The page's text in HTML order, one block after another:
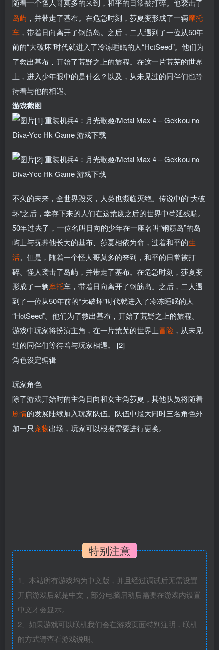
随着一个怪人哥莫多的来到，和平的日常被打碎。他袭击了
岛屿 ，并带走了基布。在危急时刻，莎夏变形成了一辆摩托
车 ，带着日向离开了钢筋岛。之后，二人遇到了一位从50年
前的“大破坏”时代就进入了冷冻睡眠的人“HotSeed”。他们为
了救出基布，开始了荒野之上的旅程。在这一片荒芜的世界
上，进入少年眼中的是什么？以及，从未见过的同伴们也等
待着与他的相遇。
游戏截图
不久的未来，全世界毁灭，人类也濒临灭绝。传说中的“大破
坏”之后，幸存下来的人们在这荒废之后的世界中苟延残喘。
50年过去了，一位名叫日向的少年在一座名叫“钢筋岛”的岛
屿上与抚养他长大的基布、莎夏相依为命，过着和平的生
活。但是，随着一个怪人哥莫多的来到，和平的日常被打
碎。怪人袭击了岛屿，并带走了基布。在危急时刻，莎夏变
形成了一辆摩托车，带着日向离开了钢筋岛。之后，二人遇
到了一位从50年前的“大破坏”时代就进入了冷冻睡眠的人
“HotSeed”。他们为了救出基布，开始了荒野之上的旅程。
游戏中玩家将扮演主角，在一片荒芜的世界上冒险 ，从未见
过的同伴们等待着与玩家相遇。 [2]
角色设定编辑
玩家角色
除了游戏开始时的主角日向和女主角莎夏，其他队员将随着
剧情的发展陆续加入玩家队伍。队伍中最大同时三名角色外
加一只宠物出场，玩家可以根据需要进行更换。
特别注意
1、本站所有游戏均为中文版，并且经过调试后无需设置
开启游戏后就是中文，部分电脑启动后需要在游戏内设置
中文才会显示。
2、如果游戏可以联机我们会在游戏页面特别注明，联机
的方式请查看游戏说明。